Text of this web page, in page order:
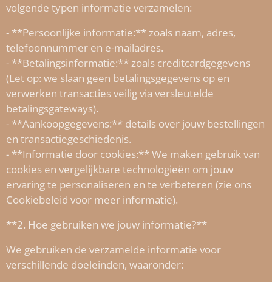
volgende typen informatie verzamelen:
- **Persoonlijke informatie:** zoals naam, adres,
telefoonnummer en e-mailadres.
- **Betalingsinformatie:** zoals creditcardgegevens
(Let op: we slaan geen betalingsgegevens op en
verwerken transacties veilig via versleutelde
betalingsgateways).
- **Aankoopgegevens:** details over jouw bestellingen
en transactiegeschiedenis.
- **Informatie door cookies:** We maken gebruik van
cookies en vergelijkbare technologieën om jouw
ervaring te personaliseren en te verbeteren (zie ons
Cookiebeleid voor meer informatie).
**2. Hoe gebruiken we jouw informatie?**
We gebruiken de verzamelde informatie voor
verschillende doeleinden, waaronder: